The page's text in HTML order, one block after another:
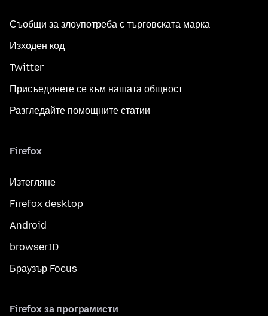
Съобщи за злоупотреба с търговската марка
Изходен код
Twitter
Присъединете се към нашата общност
Разгледайте помощните статии
Firefox
Изтегляне
Firefox desktop
Android
browserID
Браузър Focus
Firefox за програмисти